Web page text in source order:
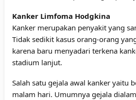
Kanker Limfoma Hodgkina
Kanker merupakan penyakit yang
Tidak sedikit kasus orang-orang
karena baru menyadari terkena
stadium lanjut.
Salah satu gejala awal kanker yaitu
malam hari. Umumnya gejala